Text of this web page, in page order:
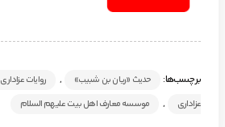
برچسب‌ها: حدیث «ریان بن شبیب» , روایات عزاداری
عزاداری
, موسسه معارف اهل بیت علیهم السلام